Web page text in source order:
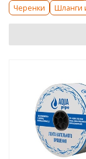
Черенки
Шланги